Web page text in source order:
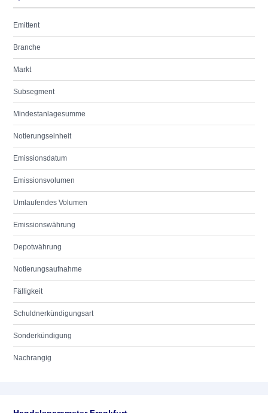
Emittent
Branche
Markt
Subsegment
Mindestanlagesumme
Notierungseinheit
Emissionsdatum
Emissionsvolumen
Umlaufendes Volumen
Emissionswährung
Depotwährung
Notierungsaufnahme
Fälligkeit
Schuldnerkündigungsart
Sonderkündigung
Nachrangig